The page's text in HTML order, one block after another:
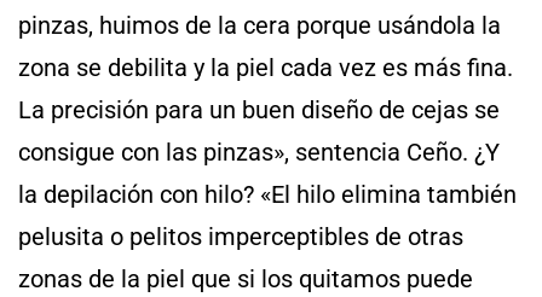
pinzas, huimos de la cera porque usándola la
zona se debilita y la piel cada vez es más fina.
La precisión para un buen diseño de cejas se
consigue con las pinzas», sentencia Ceño. ¿Y
la depilación con hilo? «El hilo elimina también
pelusita o pelitos imperceptibles de otras
zonas de la piel que si los quitamos puede